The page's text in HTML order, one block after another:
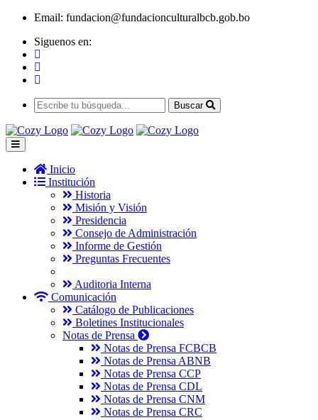
Email: fundacion@fundacionculturalbcb.gob.bo
Siguenos en:
Buscar
Inicio
Institución
Historia
Misión y Visión
Presidencia
Consejo de Administración
Informe de Gestión
Preguntas Frecuentes
Auditoria Interna
Comunicación
Catálogo de Publicaciones
Boletines Institucionales
Notas de Prensa
Notas de Prensa FCBCB
Notas de Prensa ABNB
Notas de Prensa CCP
Notas de Prensa CDL
Notas de Prensa CNM
Notas de Prensa CRC